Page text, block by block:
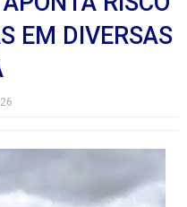
EM DIVERSAS